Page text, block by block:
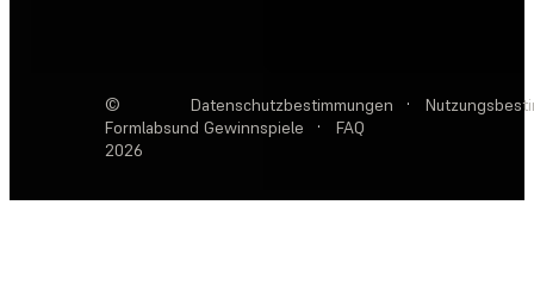
©
Formlabs
2026
Datenschutzbestimmungen ·
und Gewinnspiele
· FAQ